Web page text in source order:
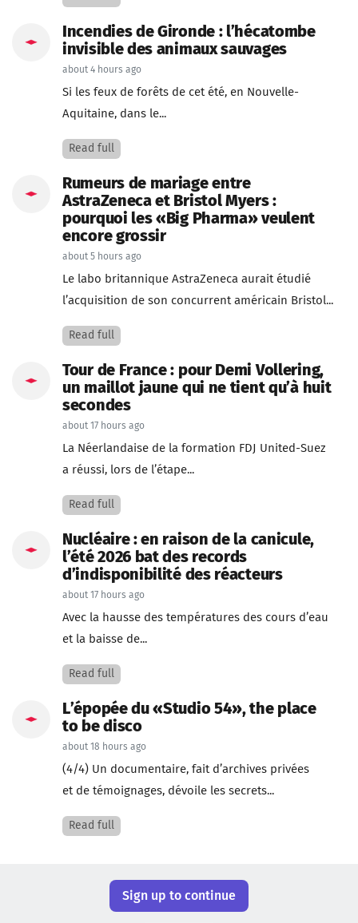
Incendies de Gironde : l’hécatombe
invisible des animaux sauvages
about 4 hours ago
Si les feux de forêts de cet été, en Nouvelle-
Aquitaine, dans le...
Read full
Rumeurs de mariage entre
AstraZeneca et Bristol Myers :
pourquoi les «Big Pharma» veulent
encore grossir
about 5 hours ago
Le labo britannique AstraZeneca aurait étudié
l’acquisition de son concurrent américain Bristol...
Read full
Tour de France : pour Demi Vollering,
un maillot jaune qui ne tient qu’à huit
secondes
about 17 hours ago
La Néerlandaise de la formation FDJ United-Suez
a réussi, lors de l’étape...
Read full
Nucléaire : en raison de la canicule,
l’été 2026 bat des records
d’indisponibilité des réacteurs
about 17 hours ago
Avec la hausse des températures des cours d’eau
et la baisse de...
Read full
L’épopée du «Studio 54», the place
to be disco
about 18 hours ago
(4/4) Un documentaire, fait d’archives privées
et de témoignages, dévoile les secrets...
Read full
Sign up to continue